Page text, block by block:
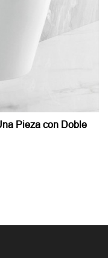
Pieza con Doble